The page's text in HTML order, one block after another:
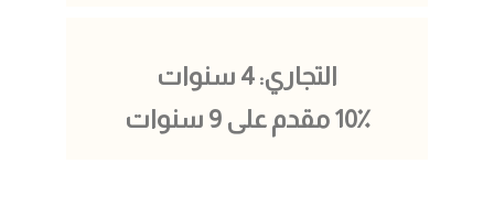
التجاري: 4 سنوات
10٪ مقدم على 9 سنوات